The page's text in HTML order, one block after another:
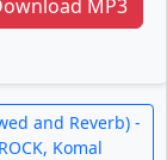
MP3
and Reverb) -
Komal